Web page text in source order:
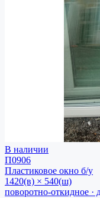
В наличии
П0906
Пластиковое окно б/у
1420(в) × 540(ш)
поворотно-откидное ·